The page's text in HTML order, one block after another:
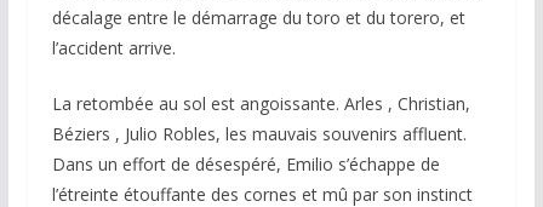
décalage entre le démarrage du toro et du torero, et
l’accident arrive.
La retombée au sol est angoissante. Arles , Christian,
Béziers , Julio Robles, les mauvais souvenirs affluent.
Dans un effort de désespéré, Emilio s’échappe de
l’étreinte étouffante des cornes et mû par son instinct